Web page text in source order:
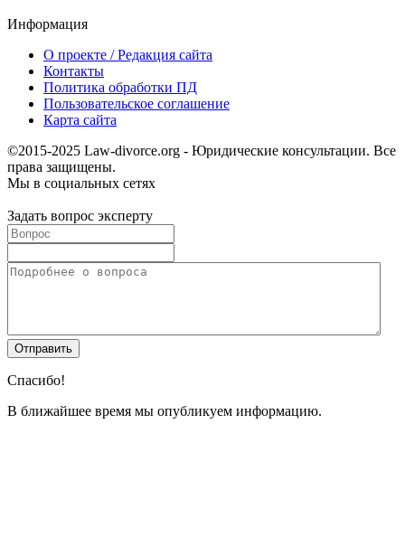
Информация
О проекте / Редакция сайта
Контакты
Политика обработки ПД
Пользовательское соглашение
Карта сайта
©2015-2025 Law-divorce.org - Юридические консультации. Все
права защищены.
Мы в социальных сетях
Задать вопрос эксперту
Спасибо!
В ближайшее время мы опубликуем информацию.